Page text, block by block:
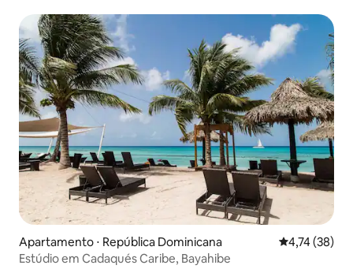
Apartamento ⋅ República Dominicana 4,74 de uma
4,74 (38)
Estúdio em Cadaqués Caribe, Bayahibe